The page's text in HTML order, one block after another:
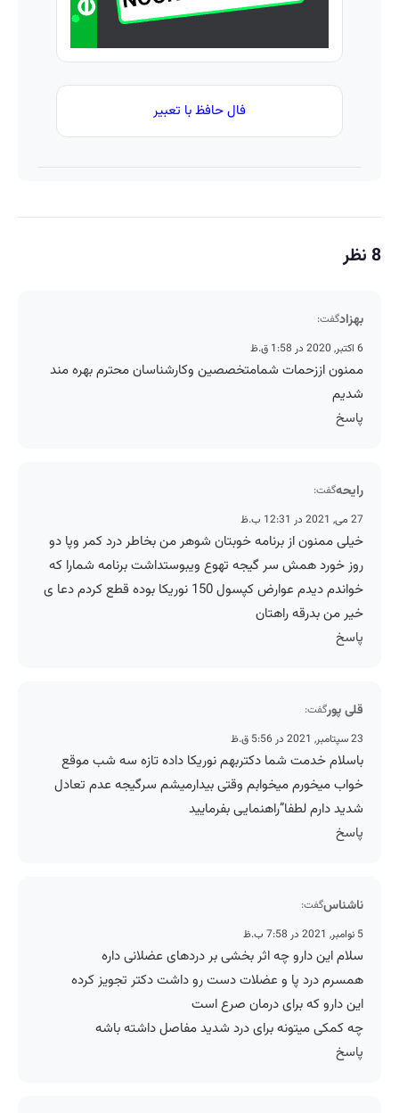
🔥لینک
فال حافظ با تعبیر
8 نظر
بهزادگفت:
6 اکتبر, 2020 در 1:58 ق.ظ
ممنون اززحمات شمامتخصصين وكارشناسان محترم بهره مند
شديم
پاسخ
رایحهگفت:
27 می, 2021 در 12:31 ب.ظ
خیلی ممنون از برنامه خوبتان شوهر من بخاطر درد کمر وپا دو
روز خورد همش سر گیجه تهوع ویبوستداشت برنامه شمارا که
خواندم دیدم عوارض کپسول 150 نوریکا بوده قطع کردم دعا ی
خیر من بدرقه راهتان
پاسخ
قلی پورگفت:
23 سپتامبر, 2021 در 5:56 ق.ظ
باسلام خدمت شما دکتربهم نوریکا داده تازه سه شب موقع
خواب میخورم میخوابم وقتی بیدارمیشم سرگیجه عدم تعادل
شدید دارم لطفا”راهنمایی بفرمایید
پاسخ
ناشناسگفت:
5 نوامبر, 2021 در 7:58 ب.ظ
سلام این دارو چه اثر بخشی بر دردهای عضلانی داره
همسرم درد پا و عضلات دست رو داشت دکتر تجویز کرده
این دارو که برای درمان صرع است
چه کمکی میتونه برای درد شدید مفاصل داشته باشه
پاسخ